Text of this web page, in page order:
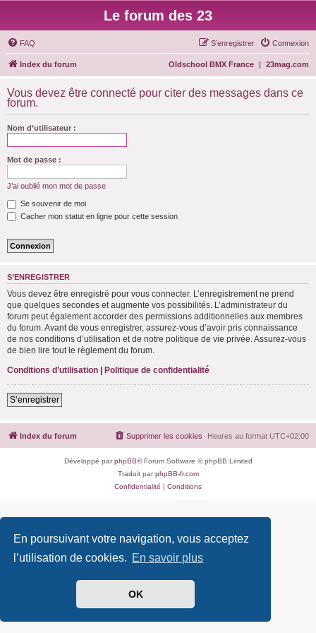
En poursuivant votre navigation, vous acceptez
l’utilisation de cookies. En savoir plus
OK
Le forum des 23
FAQ Connexion
S’enregistrer
Index du forum 23mag.com
|
Oldschool BMX France
Vous devez être connecté pour citer des messages dans ce
forum.
Nom d’utilisateur :
Mot de passe :
J’ai oublié mon mot de passe
Se souvenir de moi
Cacher mon statut en ligne pour cette session
S’ENREGISTRER
Vous devez être enregistré pour vous connecter. L’enregistrement ne prend
que quelques secondes et augmente vos possibilités. L’administrateur du
forum peut également accorder des permissions additionnelles aux membres
du forum. Avant de vous enregistrer, assurez-vous d’avoir pris connaissance
de nos conditions d’utilisation et de notre politique de vie privée. Assurez-vous
de bien lire tout le règlement du forum.
Conditions d’utilisation | Politique de confidentialité
S’enregistrer
Index du forum Heures au format UTC+02:00
Supprimer les cookies
Développé parphpBB® Forum Software © phpBB Limited
Traduit parphpBB-fr.com
Confidentialité | Conditions